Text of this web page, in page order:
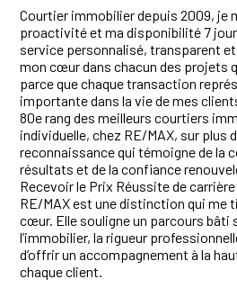
Courtier immobilier depuis 2009, je
proactivité et ma disponibilité 7
service personnalisé, transparent
mon cœur dans chacun des projets
parce que chaque transaction
importante dans la vie de mes
80e rang des meilleurs courtiers
individuelle, chez RE/MAX, sur plus
reconnaissance qui témoigne de la
résultats et de la confiance
Recevoir le Prix Réussite de
RE/MAX est une distinction qui me
cœur. Elle souligne un parcours bâti
l’immobilier, la rigueur
d’offrir un accompagnement à la
chaque client.